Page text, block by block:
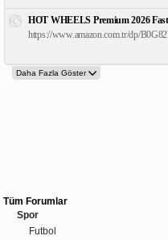
HOT WHEELS Premium 2026
https://www.amazon.com.tr/dp/
Tüm Forumlar
Spor
Futbol